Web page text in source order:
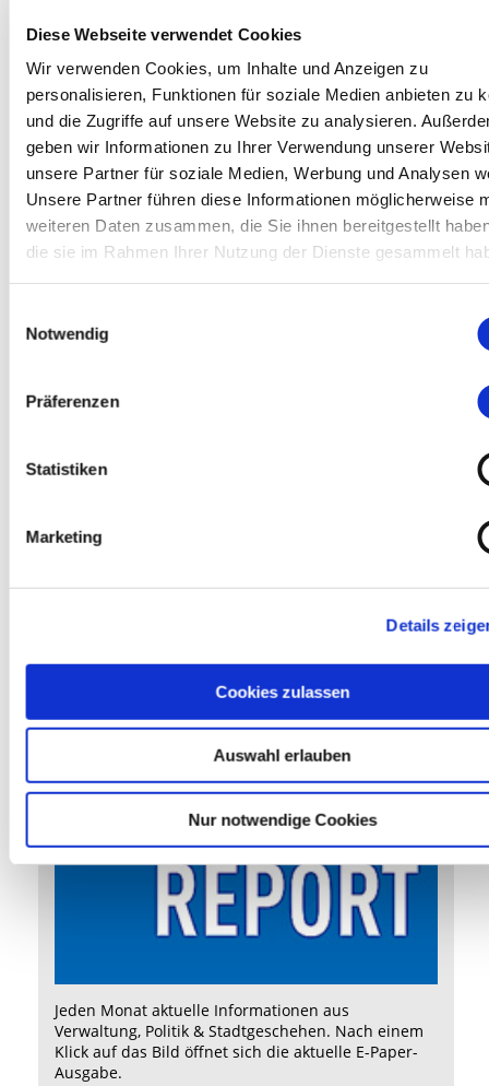
Diese Webseite verwendet Cookies
Wir verwenden Cookies, um Inhalte und Anzeigen zu
personalisieren, Funktionen für soziale Medien anbieten zu
und die Zugriffe auf unsere Website zu analysieren.
geben wir Informationen zu Ihrer Verwendung unserer
unsere Partner für soziale Medien, Werbung und Analysen
Unsere Partner führen diese Informationen möglicherweise
weiteren Daten zusammen, die Sie ihnen bereitgestellt
die sie im Rahmen Ihrer Nutzung der Dienste gesammelt
Notwendig
Präferenzen
Statistiken
Marketing
Details
Cookies zulassen
Auswahl erlauben
Nur notwendige Cookies
Aktuelles aus Fürstenfeldbruck
Publikationen
geht es zu den aktuellen Veranstaltungen.
ihre Veranstaltungen melden.
Der RathausReport als
Jeden Monat aktuelle Informationen aus
Verwaltung, Politik & Stadtgeschehen. Nach einem
Klick auf das Bild öffnet sich die aktuelle E-Paper-
Ausgabe.